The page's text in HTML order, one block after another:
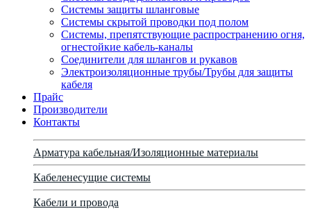
Системы защиты шланговые
Системы скрытой проводки под полом
Системы, препятствующие распространению огня,
огнестойкие кабель-каналы
Соединители для шлангов и рукавов
Электроизоляционные трубы/Трубы для защиты
кабеля
Прайс
Производители
Контакты
Арматура кабельная/Изоляционные материалы
Кабеленесущие системы
Кабели и провода